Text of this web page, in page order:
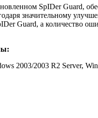
SpIDer Guard,
значительному
Guard, а количество
2003/2003 R2 Server,